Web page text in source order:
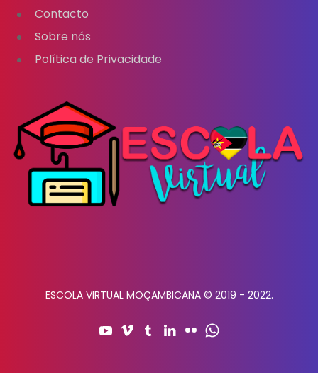
Contacto
Sobre nós
Política de Privacidade
ESCOLA VIRTUAL MOÇAMBICANA © 2019 - 2022.